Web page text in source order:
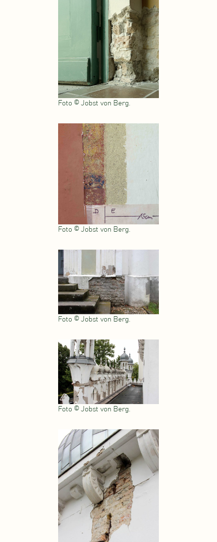
Foto © Jobst von Berg.
Foto © Jobst von Berg.
Foto © Jobst von Berg.
Foto © Jobst von Berg.